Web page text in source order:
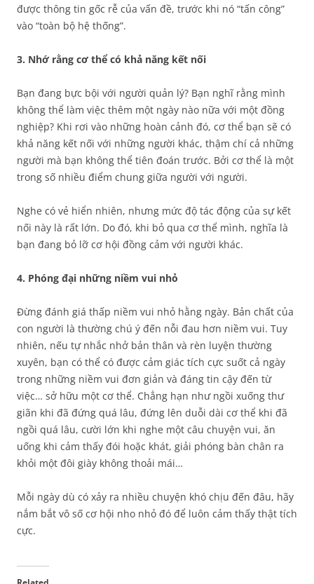
được thông tin gốc rễ của vấn đề, trước khi nó “tấn công”
vào “toàn bộ hệ thống”.
3. Nhớ rằng cơ thể có khả năng kết nối
Bạn đang bực bội với người quản lý? Bạn nghĩ rằng mình
không thể làm việc thêm một ngày nào nữa với một đồng
nghiệp? Khi rơi vào những hoàn cảnh đó, cơ thể bạn sẽ có
khả năng kết nối với những người khác, thậm chí cả những
người mà bạn không thể tiên đoán trước. Bởi cơ thể là một
trong số nhiều điểm chung giữa người với người.
Nghe có vẻ hiển nhiên, nhưng mức độ tác động của sự kết
nối này là rất lớn. Do đó, khi bỏ qua cơ thể mình, nghĩa là
bạn đang bỏ lỡ cơ hội đồng cảm với người khác.
4. Phóng đại những niềm vui nhỏ
Đừng đánh giá thấp niềm vui nhỏ hằng ngày. Bản chất của
con người là thường chú ý đến nỗi đau hơn niềm vui. Tuy
nhiên, nếu tự nhắc nhở bản thân và rèn luyện thường
xuyên, bạn có thể có được cảm giác tích cực suốt cả ngày
trong những niềm vui đơn giản và đáng tin cậy đến từ
việc… sở hữu một cơ thể. Chẳng hạn như ngồi xuống thư
giãn khi đã đứng quá lâu, đứng lên duỗi dài cơ thể khi đã
ngồi quá lâu, cười lớn khi nghe một câu chuyện vui, ăn
uống khi cảm thấy đói hoặc khát, giải phóng bàn chân ra
khỏi một đôi giày không thoải mái…
Mỗi ngày dù có xảy ra nhiều chuyện khó chịu đến đâu, hãy
nắm bắt vô số cơ hội nho nhỏ đó để luôn cảm thấy thật tích
cực.